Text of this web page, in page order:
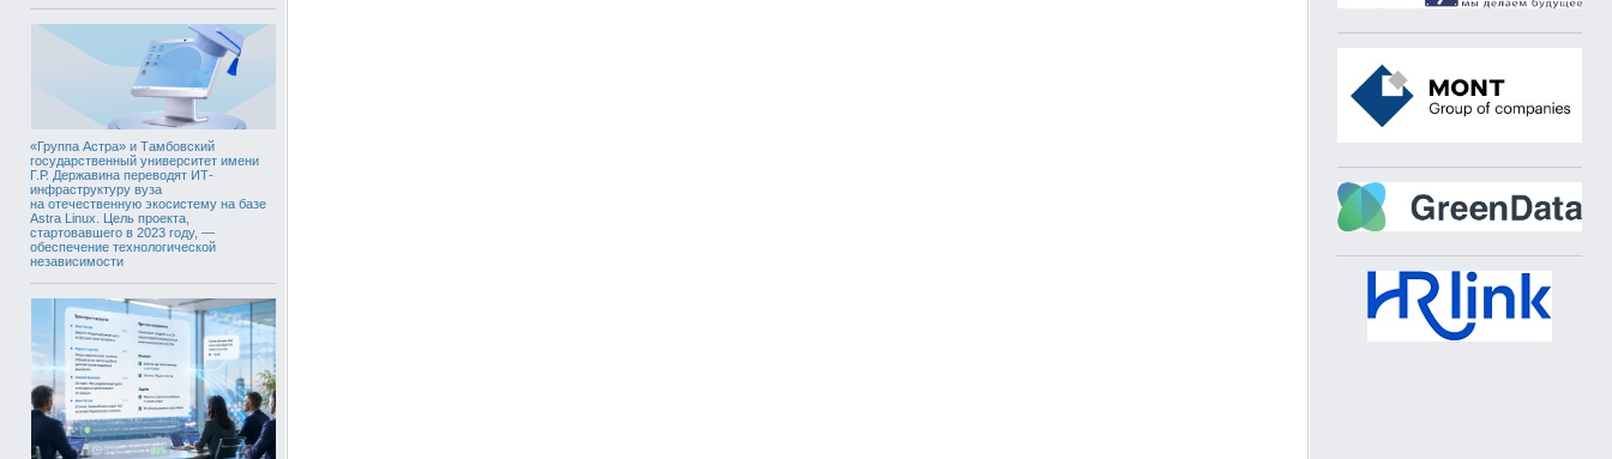
«Группа Астра» и Тамбовский
государственный университет имени
Г.Р. Державина переводят ИТ-
инфраструктуру вуза
на отечественную экосистему на базе
Astra Linux. Цель проекта,
стартовавшего в 2023 году, —
обеспечение технологической
независимости